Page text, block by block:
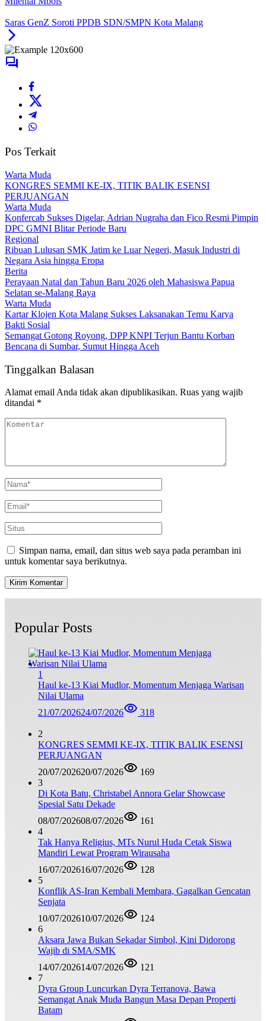
Saras GenZ Soroti PPDB SDN/SMPN Kota Malang
Pos Terkait
Warta Muda
KONGRES SEMMI KE-IX, TITIK BALIK ESENSI
PERJUANGAN
Warta Muda
Konfercab Sukses Digelar, Adrian Nugraha dan Fico Resmi Pimpin
DPC GMNI Blitar Periode Baru
Regional
Ribuan Lulusan SMK Jatim ke Luar Negeri, Masuk Industri di
Negara Asia hingga Eropa
Berita
Perayaan Natal dan Tahun Baru 2026 oleh Mahasiswa Papua
Selatan se-Malang Raya
Warta Muda
Kartar Klojen Kota Malang Sukses Laksanakan Temu Karya
Bakti Sosial
Semangat Gotong Royong, DPP KNPI Terjun Bantu Korban
Bencana di Sumbar, Sumut Hingga Aceh
Tinggalkan Balasan
Alamat email Anda tidak akan dipublikasikan. Ruas yang wajib
ditandai *
Simpan nama, email, dan situs web saya pada peramban ini
untuk komentar saya berikutnya.
Popular Posts
1
Haul ke-13 Kiai Mudlor, Momentum Menjaga Warisan
Nilai Ulama
21/07/202624/07/2026 318
2
KONGRES SEMMI KE-IX, TITIK BALIK ESENSI
PERJUANGAN
20/07/202620/07/2026
169
3
Di Kota Batu, Christabel Annora Gelar Showcase
Spesial Satu Dekade
08/07/202608/07/2026
161
4
Tak Hanya Religius, MTs Nurul Huda Cetak Siswa
Mandiri Lewat Program Wirausaha
16/07/202616/07/2026
128
5
Konflik AS-Iran Kembali Membara, Gagalkan Gencatan
Senjata
10/07/202610/07/2026
124
6
Aksara Jawa Bukan Sekadar Simbol, Kini Didorong
Wajib di SMA/SMK
14/07/202614/07/2026
121
7
Dyra Group Luncurkan Dyra Terranova, Bawa
Semangat Anak Muda Bangun Masa Depan Properti
Batam